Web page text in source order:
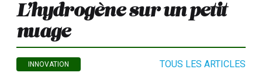
L’hydrogène sur un petit
nuage
INNOVATION TOUS LES ARTICLES